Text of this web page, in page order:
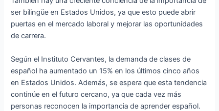
ser bilingüe en Estados Unidos, ya que esto puede abrir
puertas en el mercado laboral y mejorar las oportunidades
de carrera.
Según el Instituto Cervantes, la demanda de clases de
español ha aumentado un 15% en los últimos cinco años
en Estados Unidos. Además, se espera que esta tendencia
continúe en el futuro cercano, ya que cada vez más
personas reconocen la importancia de aprender español.